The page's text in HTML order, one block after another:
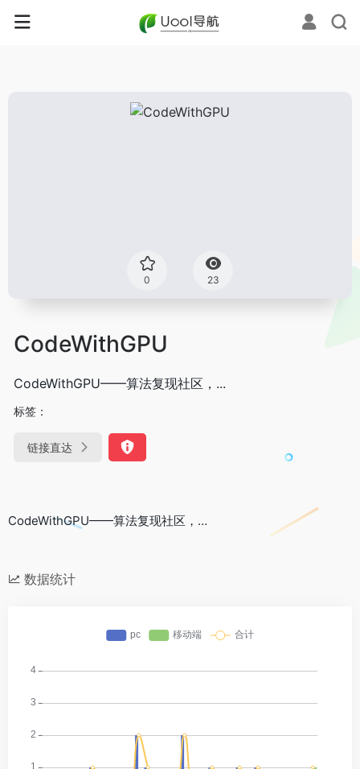
0 23
CodeWithGPU
CodeWithGPU——算法复现社区，...
标签：
链接直达
CodeWithGPU——算法复现社区，…
数据统计